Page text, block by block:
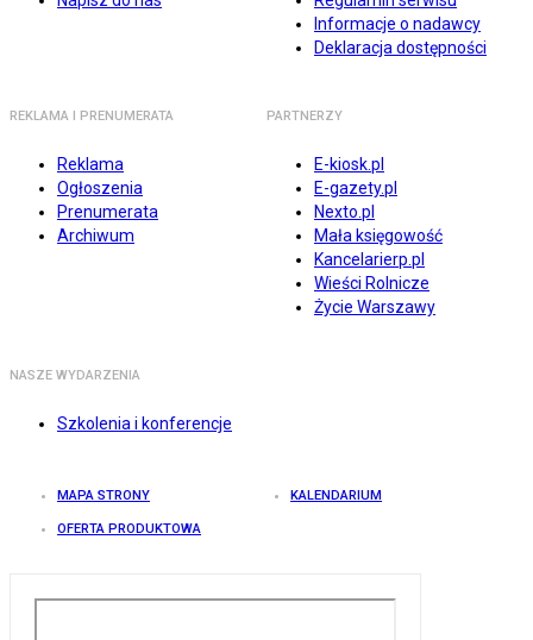
Informacje o nadawcy
Deklaracja dostępności
REKLAMA I PRENUMERATA
Reklama
Ogłoszenia
Prenumerata
Archiwum
PARTNERZY
E-kiosk.pl
E-gazety.pl
Nexto.pl
Mała księgowość
Kancelarierp.pl
Wieści Rolnicze
Życie Warszawy
NASZE WYDARZENIA
Szkolenia i konferencje
MAPA STRONY KALENDARIUM
OFERTA PRODUKTOWA